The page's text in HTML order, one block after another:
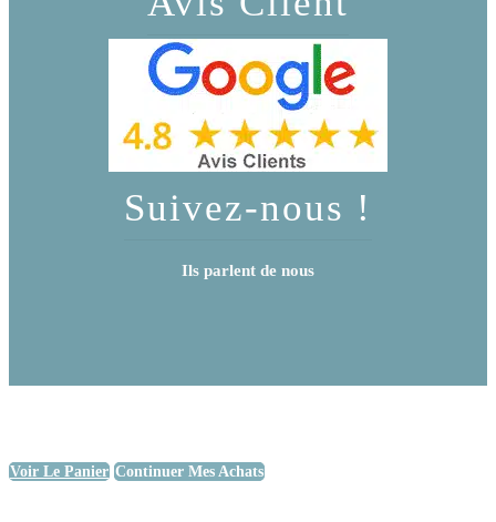
Suivez-nous !
Ils parlent de nous
Voir Le Panier Continuer Mes Achats